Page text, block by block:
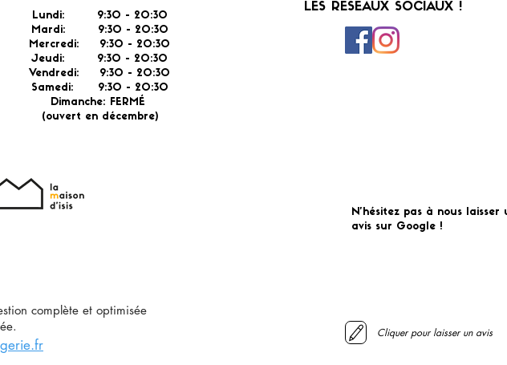
Lundi: 9:30 - 20:30
Mardi: 9:30 - 20:30
Mercredi: 9:30 - 20:30
Jeudi: 9:30 - 20:30
Vendredi: 9:30 - 20:30
Samedi: 9:30 - 20:30
Dimanche: FERMÉ
(ouvert en décembre)
complète et optimisée
LES RESEAUX SOCIAUX !
N'hésitez pas à nous laisser
avis sur Google !
Cliquer pour laisser un avis